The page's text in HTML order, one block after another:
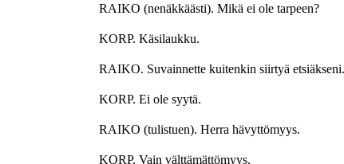
RAIKO (nenäkkäästi). Mikä ei ole tarpeen?
KORP. Käsilaukku.
RAIKO. Suvainnette kuitenkin siirtyä etsiäkseni.
KORP. Ei ole syytä.
RAIKO (tulistuen). Herra hävyttömyys.
KORP. Vain välttämättömyys.